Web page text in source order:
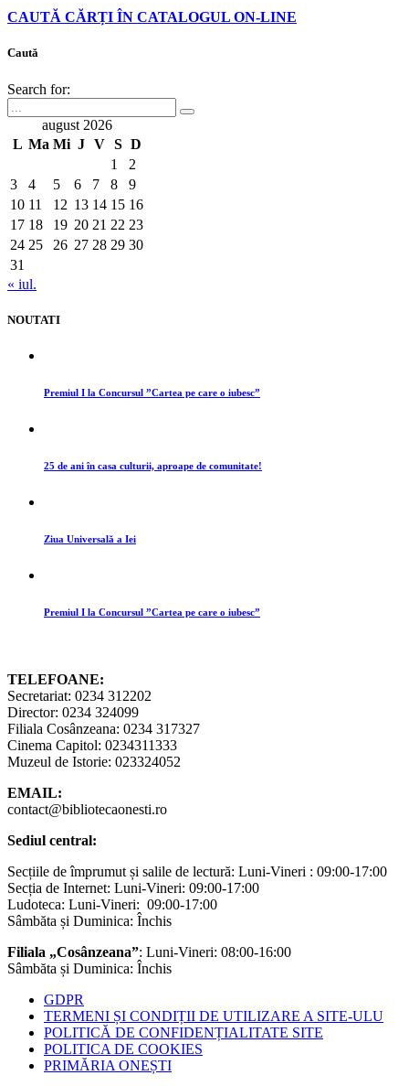
CAUTĂ CĂRȚI ÎN CATALOGUL ON-LINE
Caută
Search for:
august 2026
L Ma Mi J V S D
1
2
3
4 5 6 7 8
9
10 11 12 13 14 15 16
17 18 19 20 21 22 23
24 25 26 27 28 29 30
31
« iul.
NOUTATI
Premiul I la Concursul ”Cartea pe care o iubesc”
25 de ani în casa culturii, aproape de comunitate!
Ziua Universală a Iei
Premiul I la Concursul ”Cartea pe care o iubesc”
TELEFOANE:
Secretariat: 0234 312202
Director: 0234 324099
Filiala Cosânzeana: 0234 317327
Cinema Capitol: 0234311333
Muzeul de Istorie: 023324052
EMAIL:
contact@bibliotecaonesti.ro
Sediul central:
Secțiile de împrumut și salile de lectură: Luni-Vineri : 09:00-17:00
Secția de Internet: Luni-Vineri: 09:00-17:00
Ludoteca: Luni-Vineri: 09:00-17:00
Sâmbăta și Duminica: Închis
Filiala „Cosânzeana”: Luni-Vineri: 08:00-16:00
Sâmbăta și Duminica: Închis
GDPR
TERMENI ȘI CONDIȚII DE UTILIZARE A SITE-ULU
POLITICĂ DE CONFIDENȚIALITATE SITE
POLITICA DE COOKIES
PRIMĂRIA ONEȘTI